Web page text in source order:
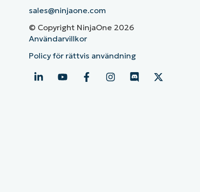
sales@ninjaone.com
© Copyright NinjaOne 2026
Användarvillkor
Policy för rättvis användning